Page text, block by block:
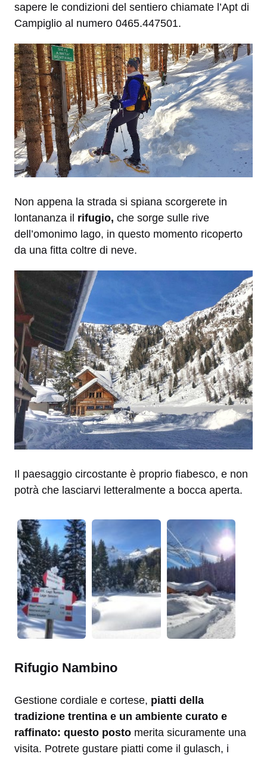
sapere le condizioni del sentiero chiamate l’Apt di
Campiglio al numero 0465.447501.
Non appena la strada si spiana scorgerete in
lontananza il rifugio, che sorge sulle rive
dell’omonimo lago, in questo momento ricoperto
da una fitta coltre di neve.
Il paesaggio circostante è proprio fiabesco, e non
potrà che lasciarvi letteralmente a bocca aperta.
Rifugio Nambino
Gestione cordiale e cortese, piatti della
tradizione trentina e un ambiente curato e
raffinato: questo posto merita sicuramente una
visita. Potrete gustare piatti come il gulasch, i